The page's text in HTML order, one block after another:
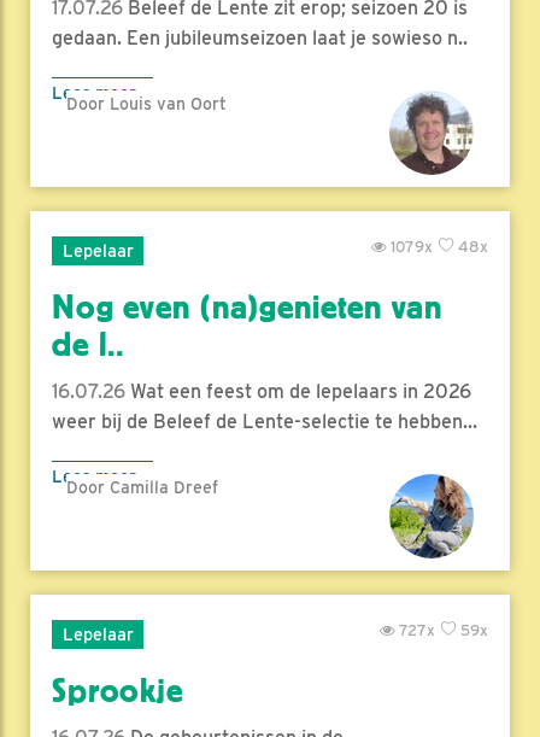
17.07.26 Beleef de Lente zit erop; seizoen 20 is
gedaan. Een jubileumseizoen laat je sowieso n..
Lees meer
Door Louis van Oort
Lepelaar 48x
1079x
Nog even (na)genieten van
de l..
16.07.26 Wat een feest om de lepelaars in 2026
weer bij de Beleef de Lente-selectie te hebben...
Lees meer
Door Camilla Dreef
Lepelaar 59x
727x
Sprookje